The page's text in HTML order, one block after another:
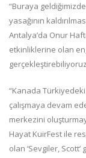
“Buraya
yasağının
Antalya’da Onur
etkinliklerine olan
“Kanada
çalışmaya devam
merkezini
Hayat KuirFest ile
olan ‘Sevgiler,